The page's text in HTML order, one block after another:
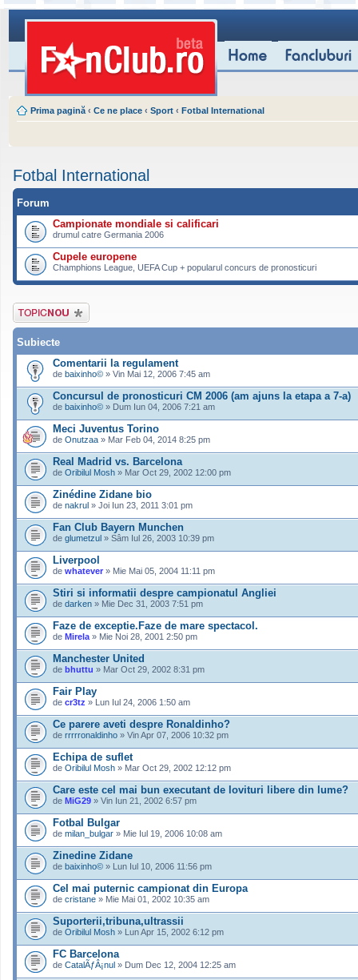
Prima pagină ‹ Ce ne place ‹ Sport ‹ Fotbal International
Fotbal International
Forum
Campionate mondiale si calificari
drumul catre Germania 2006
Cupele europene
Champhions League, UEFA Cup + popularul concurs de pronosticuri
Scrie un subiect
nou
Subiecte
Comentarii la regulament
de baixinho© » Vin Mai 12, 2006 7:45 am
Concursul de pronosticuri CM 2006 (am ajuns la etapa a 7-a)
de baixinho© » Dum Iun 04, 2006 7:21 am
Meci Juventus Torino
de Onutzaa » Mar Feb 04, 2014 8:25 pm
Real Madrid vs. Barcelona
de Oribilul Mosh » Mar Oct 29, 2002 12:00 pm
Zinédine Zidane bio
de nakrul » Joi Iun 23, 2011 3:01 pm
Fan Club Bayern Munchen
de glumetzul » Sâm Iul 26, 2003 10:39 pm
Liverpool
de whatever » Mie Mai 05, 2004 11:11 pm
Stiri si informatii despre campionatul Angliei
de darken » Mie Dec 31, 2003 7:51 pm
Faze de exceptie.Faze de mare spectacol.
de Mirela » Mie Noi 28, 2001 2:50 pm
Manchester United
de bhuttu » Mar Oct 29, 2002 8:31 pm
Fair Play
de cr3tz » Lun Iul 24, 2006 1:50 am
Ce parere aveti despre Ronaldinho?
de rrrrronaldinho » Vin Apr 07, 2006 10:32 pm
Echipa de suflet
de Oribilul Mosh » Mar Oct 29, 2002 12:12 pm
Care este cel mai bun executant de lovituri libere din lume?
de MiG29 » Vin Iun 21, 2002 6:57 pm
Fotbal Bulgar
de milan_bulgar » Mie Iul 19, 2006 10:08 am
Zinedine Zidane
de baixinho© » Lun Iul 10, 2006 11:56 pm
Cel mai puternic campionat din Europa
de cristane » Mie Mai 01, 2002 10:35 am
Suporterii,tribuna,ultrassii
de Oribilul Mosh » Lun Apr 15, 2002 6:12 pm
FC Barcelona
de CatalÃƒÂ¡nul » Dum Dec 12, 2004 12:25 am